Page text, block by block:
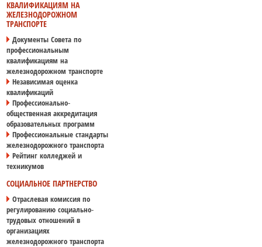
КВАЛИФИКАЦИЯМ НА
ЖЕЛЕЗНОДОРОЖНОМ
ТРАНСПОРТЕ
Документы Совета по
профессиональным
квалификациям на
железнодорожном транспорте
Независимая оценка
квалификаций
Профессионально-
общественная аккредитация
образовательных программ
Профессиональные стандарты
железнодорожного транспорта
Рейтинг колледжей и
техникумов
СОЦИАЛЬНОЕ ПАРТНЕРСТВО
Отраслевая комиссия по
регулированию социально-
трудовых отношений в
организациях
железнодорожного транспорта